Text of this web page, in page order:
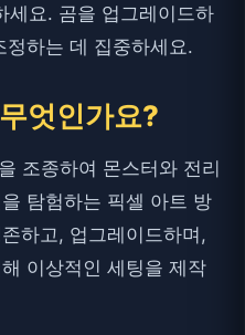
세요. 곰을 업그레이드하
정하는 데 집중하세요.
엇인가요?
조종하여 몬스터와 전리
탐험하는 픽셀 아트 방
하고, 업그레이드하며,
이상적인 세팅을 제작